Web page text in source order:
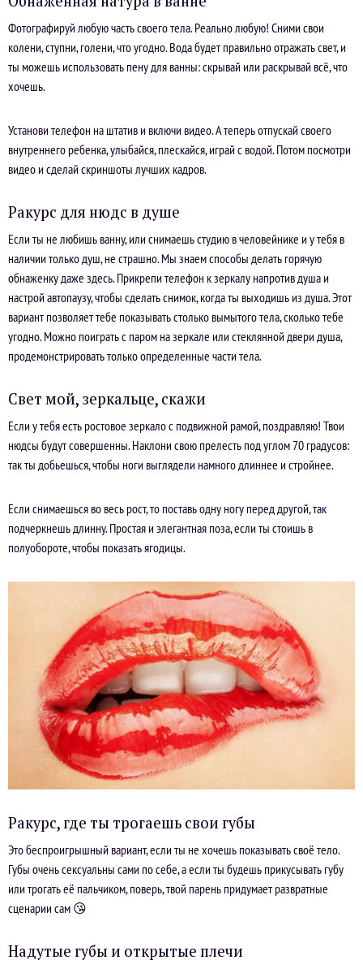
Фотографируй любую часть своего тела. Реально любую! Сними свои
колени, ступни, голени, что угодно. Вода будет правильно отражать свет, и
ты можешь использовать пену для ванны: скрывай или раскрывай всё, что
хочешь.
Установи телефон на штатив и включи видео. А теперь отпускай своего
внутреннего ребенка, улыбайся, плескайся, играй с водой. Потом посмотри
видео и сделай скриншоты лучших кадров.
Ракурс для нюдс в душе
Если ты не любишь ванну, или снимаешь студию в человейнике и у тебя в
наличии только душ, не страшно. Мы знаем способы делать горячую
обнаженку даже здесь. Прикрепи телефон к зеркалу напротив душа и
настрой автопаузу, чтобы сделать снимок, когда ты выходишь из душа. Этот
вариант позволяет тебе показывать столько вымытого тела, сколько тебе
угодно. Можно поиграть с паром на зеркале или стеклянной двери душа,
продемонстрировать только определенные части тела.
Свет мой, зеркальце, скажи
Если у тебя есть ростовое зеркало с подвижной рамой, поздравляю! Твои
нюдсы будут совершенны. Наклони свою прелесть под углом 70 градусов:
так ты добьешься, чтобы ноги выглядели намного длиннее и стройнее.
Если снимаешься во весь рост, то поставь одну ногу перед другой, так
подчеркнешь длинну. Простая и элегантная поза, если ты стоишь в
полуобороте, чтобы показать ягодицы.
Ракурс, где ты трогаешь свои губы
Это беспроигрышный вариант, если ты не хочешь показывать своё тело.
Губы очень сексуальны сами по себе, а если ты будешь прикусывать губу
или трогать её пальчиком, поверь, твой парень придумает развратные
сценарии сам 😘
Надутые губы и открытые плечи